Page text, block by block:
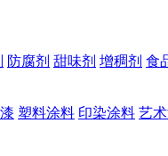
防腐剂 甜味剂 增稠剂 食
塑料涂料 印染涂料 艺